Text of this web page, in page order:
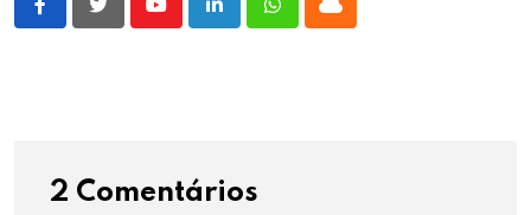
YoutubeLinkedInWhatsappCloud
2 Comentários